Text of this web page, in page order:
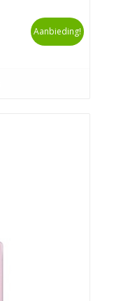
Aanbieding!